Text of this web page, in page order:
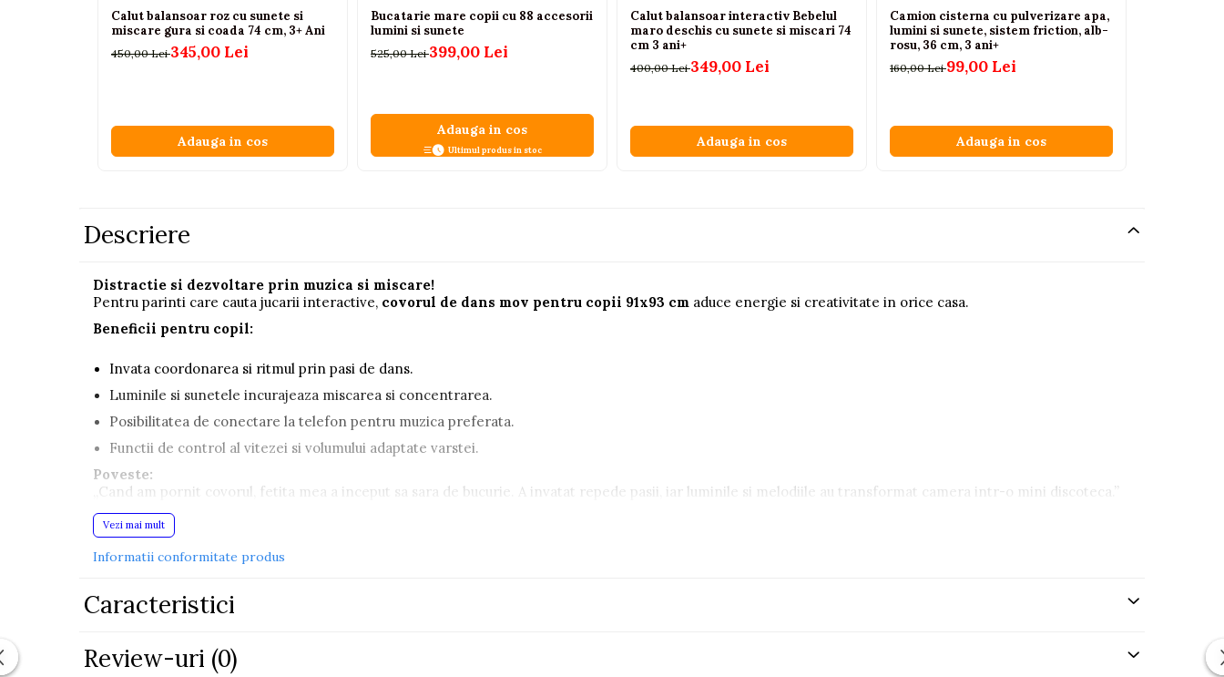
Electrocasnice si bucatarii
Fotolii gonflabile
Jucarii educative din lemn
Saltelute si centre de activitati
Set Avioane si submarine
Seturi de rufe
Piscine gonflabile
Ochelari scufundari
Calut balansoar roz cu sunete si
miscare gura si coada 74 cm, 3+ Ani
450,00 Lei345,00 Lei
Adauga in cos
Bucatarie mare copii cu 88 accesorii
lumini si sunete
525,00 Lei399,00 Lei
Adauga in cos
Ultimul produs in stoc
Calut balansoar interactiv Bebelul
maro deschis cu sunete si miscari 74
cm 3 ani+
400,00 Lei349,00 Lei
Adauga in cos
Camion cisterna cu pulverizare apa,
lumini si sunete, sistem friction, alb-
rosu, 36 cm, 3 ani+
160,00 Lei99,00 Lei
Adauga in cos
Descriere
Distractie si dezvoltare prin muzica si miscare!
Pentru parinti care cauta jucarii interactive, covorul de dans mov pentru copii 91x93 cm aduce energie si creativitate in orice casa.
Beneficii pentru copil:
Invata coordonarea si ritmul prin pasi de dans.
Luminile si sunetele incurajeaza miscarea si concentrarea.
Posibilitatea de conectare la telefon pentru muzica preferata.
Functii de control al vitezei si volumului adaptate varstei.
Poveste:
„Cand am pornit covorul, fetita mea a inceput sa sara de bucurie. A invatat repede pasii, iar luminile si melodiile au transformat camera intr-o mini discoteca.”
Detalii produs:
Dimensiuni covor: 91 x 93 cm
Functii: 5 campuri luminoase, melodii, lumini, conectare telefon, control tempo si volum
Varsta recomandata: 3 ani+
Vezi mai mult
Informatii conformitate produs
Caracteristici
Review-uri (0)